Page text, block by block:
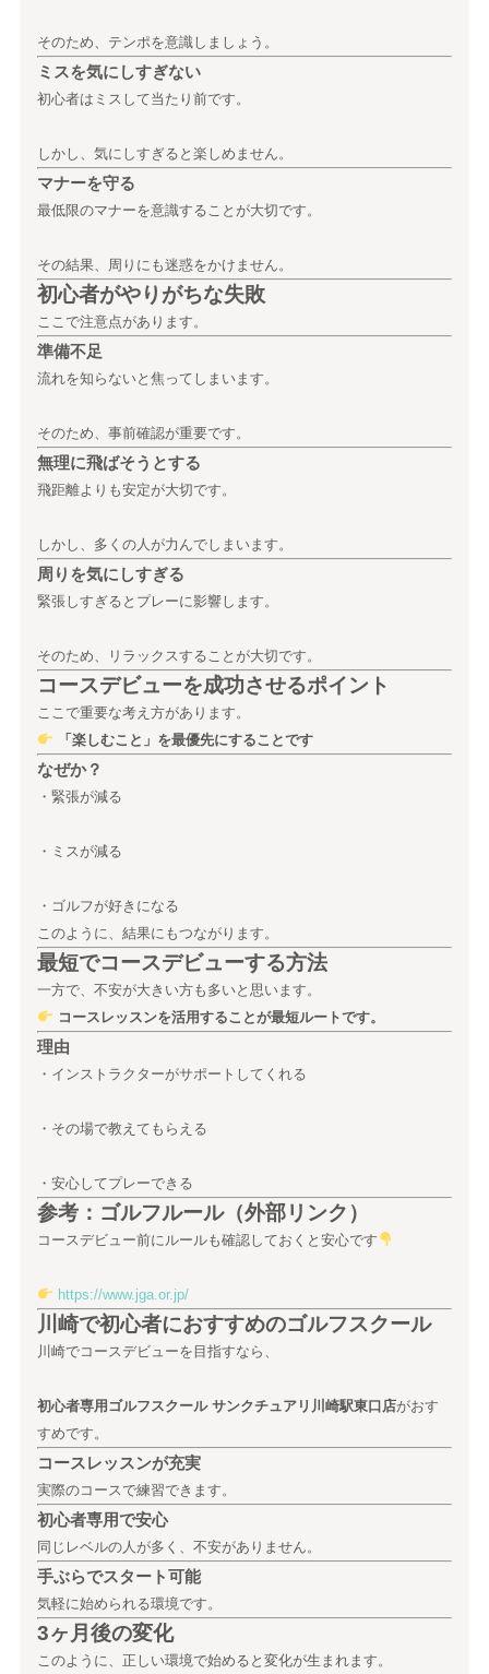
そのため、テンポを意識しましょう。
ミスを気にしすぎない
初心者はミスして当たり前です。
しかし、気にしすぎると楽しめません。
マナーを守る
最低限のマナーを意識することが大切です。
その結果、周りにも迷惑をかけません。
初心者がやりがちな失敗
ここで注意点があります。
準備不足
流れを知らないと焦ってしまいます。
そのため、事前確認が重要です。
無理に飛ばそうとする
飛距離よりも安定が大切です。
しかし、多くの人が力んでしまいます。
周りを気にしすぎる
緊張しすぎるとプレーに影響します。
そのため、リラックスすることが大切です。
コースデビューを成功させるポイント
ここで重要な考え方があります。
「楽しむこと」を最優先にすることです
なぜか？
・緊張が減る
・ミスが減る
・ゴルフが好きになる
このように、結果にもつながります。
最短でコースデビューする方法
一方で、不安が大きい方も多いと思います。
コースレッスンを活用することが最短ルートです。
理由
・インストラクターがサポートしてくれる
・その場で教えてもらえる
・安心してプレーできる
参考：ゴルフルール（外部リンク）
コースデビュー前にルールも確認しておくと安心です
https://www.jga.or.jp/
川崎で初心者におすすめのゴルフスクール
川崎でコースデビューを目指すなら、
初心者専用ゴルフスクール サンクチュアリ川崎駅東口店がおす
すめです。
コースレッスンが充実
実際のコースで練習できます。
初心者専用で安心
同じレベルの人が多く、不安がありません。
手ぶらでスタート可能
気軽に始められる環境です。
3ヶ月後の変化
このように、正しい環境で始めると変化が生まれます。